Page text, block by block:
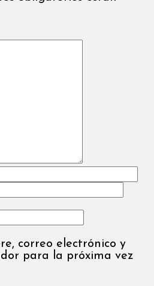
correo electrónico y
para la próxima vez